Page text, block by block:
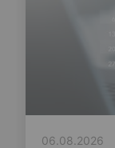
06.08.2026